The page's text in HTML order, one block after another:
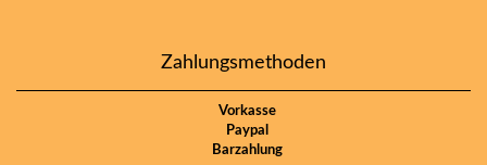
Zahlungsmethoden
Vorkasse
Paypal
Barzahlung